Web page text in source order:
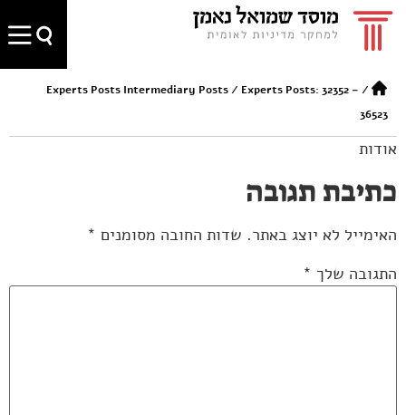
/
Experts Posts Intermediary Posts/ Experts Posts: 32352 –
36523
אודות
כתיבת תגובה
האימייל לא יוצג באתר. שדות החובה מסומנים *
התגובה שלך *